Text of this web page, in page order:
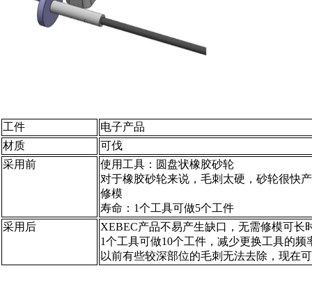
工件
电子产品
材质
可伐
采用前
使用工具：圆盘状橡胶砂轮
对于橡胶砂轮来说，毛刺太硬，砂轮很快
修模
寿命：1个工具可做5个工件
采用后
XEBEC产品不易产生缺口，无需修模可长
1个工具可做10个工件，减少更换工具的频
以前有些较深部位的毛刺无法去除，现在